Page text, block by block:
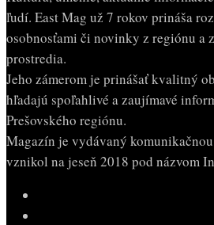
ľudí. East Mag už 7 rokov prináša
osobnosťami či novinky z regiónu a
prostredia.
Jeho zámerom je prinášať kvalitný
hľadajú spoľahlivé a zaujímavé
Prešovského regiónu.
Magazín je vydávaný
vznikol na jeseň 2018 pod názvom